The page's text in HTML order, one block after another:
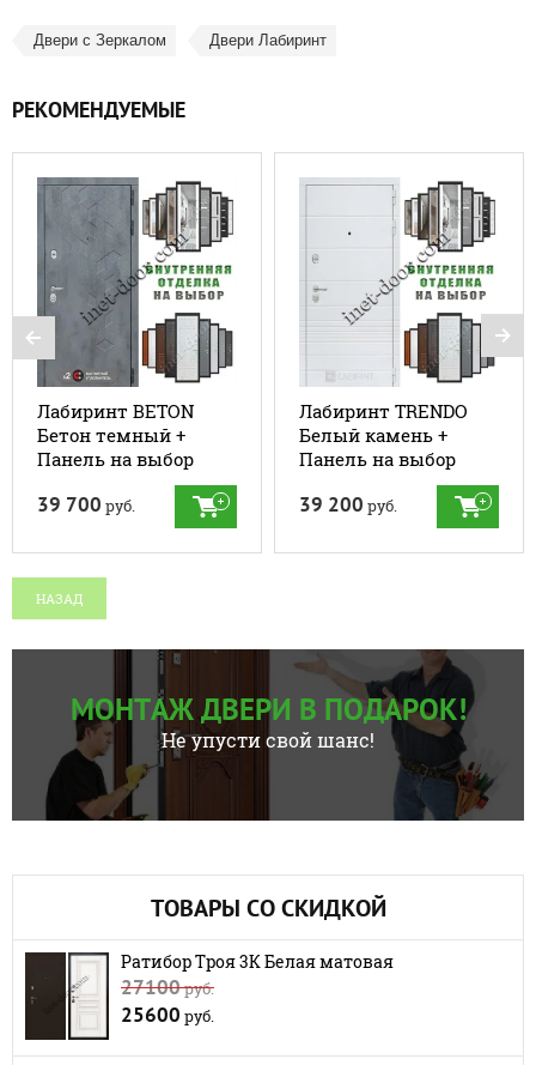
Двери с Зеркалом Двери Лабиринт
РЕКОМЕНДУЕМЫЕ
Лабиринт BETON
Бетон темный +
Панель на выбор
39 700 руб.
Лабиринт TRENDO
Белый камень +
Панель на выбор
39 200 руб.
НАЗАД
МОНТАЖ ДВЕРИ В ПОДАРОК!
Не упусти свой шанс!
ТОВАРЫ СО СКИДКОЙ
Ратибор Троя 3К Белая матовая
27100руб.
25600 руб.